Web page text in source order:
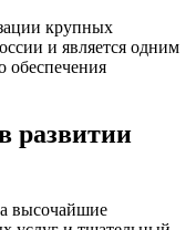
крупных
и является одним
обеспечения
развитии
высочайшие